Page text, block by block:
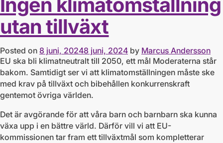
utan tillväxt
Posted on 8 juni, 20248 juni, 2024 by Marcus Andersson
EU ska bli klimatneutralt till 2050, ett mål Moderaterna står
bakom. Samtidigt ser vi att klimatomställningen måste ske
med krav på tillväxt och bibehållen konkurrenskraft
gentemot övriga världen.
Det är avgörande för att våra barn och barnbarn ska kunna
växa upp i en bättre värld. Därför vill vi att EU-
kommissionen tar fram ett tillväxtmål som kompletterar